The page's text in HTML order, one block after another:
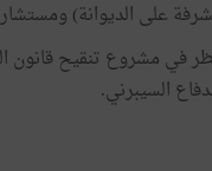
على الديوانة)
في مشروع تنقيح قانون
السيبرني.